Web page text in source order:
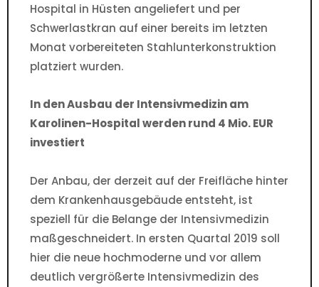
Hospital in Hüsten angeliefert und per
Schwerlastkran auf einer bereits im letzten
Monat vorbereiteten Stahlunterkonstruktion
platziert wurden.
In den Ausbau der Intensivmedizin am
Karolinen-Hospital werden rund 4 Mio. EUR
investiert
Der Anbau, der derzeit auf der Freifläche hinter
dem Krankenhausgebäude entsteht, ist
speziell für die Belange der Intensivmedizin
maßgeschneidert. In ersten Quartal 2019 soll
hier die neue hochmoderne und vor allem
deutlich vergrößerte Intensivmedizin des